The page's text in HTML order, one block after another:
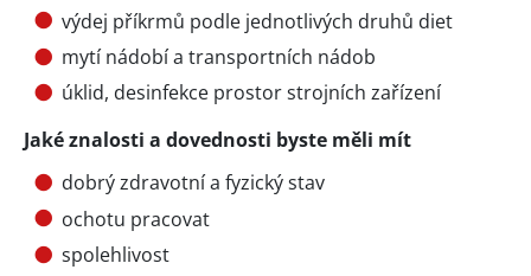
výdej příkrmů podle jednotlivých druhů diet
mytí nádobí a transportních nádob
úklid, desinfekce prostor strojních zařízení
Jaké znalosti a dovednosti byste měli mít
dobrý zdravotní a fyzický stav
ochotu pracovat
spolehlivost